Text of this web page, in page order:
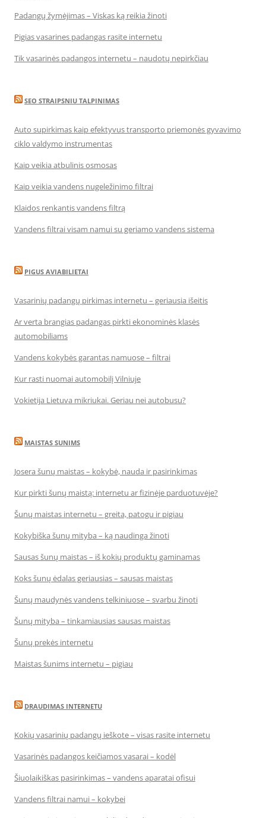
Padangų žymėjimas – Viskas ką reikia žinoti
Pigias vasarines padangas rasite internetu
Tik vasarinės padangos internetu – naudotų nepirkčiau
SEO STRAIPSNIU TALPINIMAS
Auto supirkimas kaip efektyvus transporto priemonės gyvavimo
ciklo valdymo instrumentas
Kaip veikia atbulinis osmosas
Kaip veikia vandens nugeležinimo filtrai
Klaidos renkantis vandens filtrą
Vandens filtrai visam namui su geriamo vandens sistema
PIGUS AVIABILIETAI
Vasarinių padangų pirkimas internetu – geriausia išeitis
Ar verta brangias padangas pirkti ekonominės klasės
automobiliams
Vandens kokybės garantas namuose – filtrai
Kur rasti nuomai automobilį Vilniuje
Vokietija Lietuva mikriukai. Geriau nei autobusu?
MAISTAS SUNIMS
Josera šunų maistas – kokybė, nauda ir pasirinkimas
Kur pirkti šunų maistą: internetu ar fizinėje parduotuvėje?
Šunų maistas internetu – greita, patogu ir pigiau
Kokybiška šunų mityba – ką naudinga žinoti
Sausas šunų maistas – iš kokių produktų gaminamas
Koks šunų ėdalas geriausias – sausas maistas
Šunų maudynės vandens telkiniuose – svarbu žinoti
Šunų mityba – tinkamiausias sausas maistas
Šunų prekės internetu
Maistas šunims internetu – pigiau
DRAUDIMAS INTERNETU
Kokių vasarinių padangų ieškote – visas rasite internetu
Vasarinės padangos keičiamos vasarai – kodėl
Šiuolaikiškas pasirinkimas – vandens aparatai ofisui
Vandens filtrai namui – kokybei